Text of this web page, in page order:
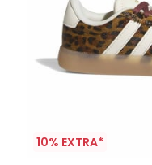
10% EXTRA*